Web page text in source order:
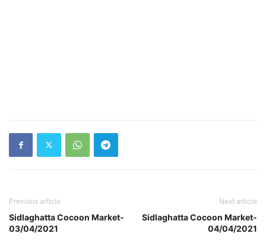
Previous article
Sidlaghatta Cocoon Market-
03/04/2021
Next article
Sidlaghatta Cocoon Market-
04/04/2021